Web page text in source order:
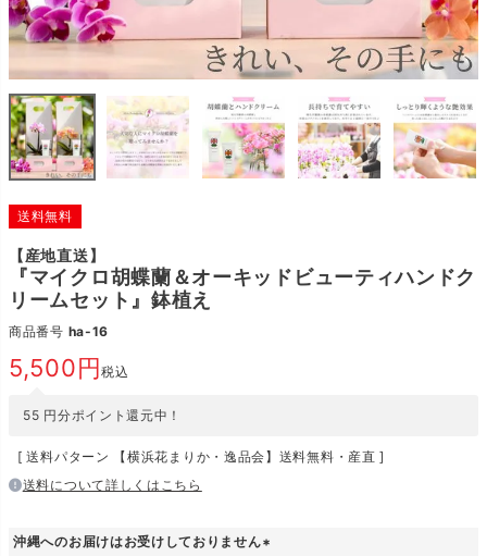
送料無料
【産地直送】
『マイクロ胡蝶蘭＆オーキッドビューティハンドク
リームセット』鉢植え
商品番号 ha-16
5,500 税込
55 円分ポイント還元中！
送料パターン
【横浜花まりか・逸品会】送料無料・産直
送料について詳しくはこちら
沖縄へのお届けはお受けしておりません